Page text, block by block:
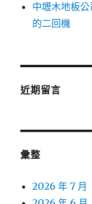
中壢木地板
的二回機
近期留言
彙整
2026 年 7 月